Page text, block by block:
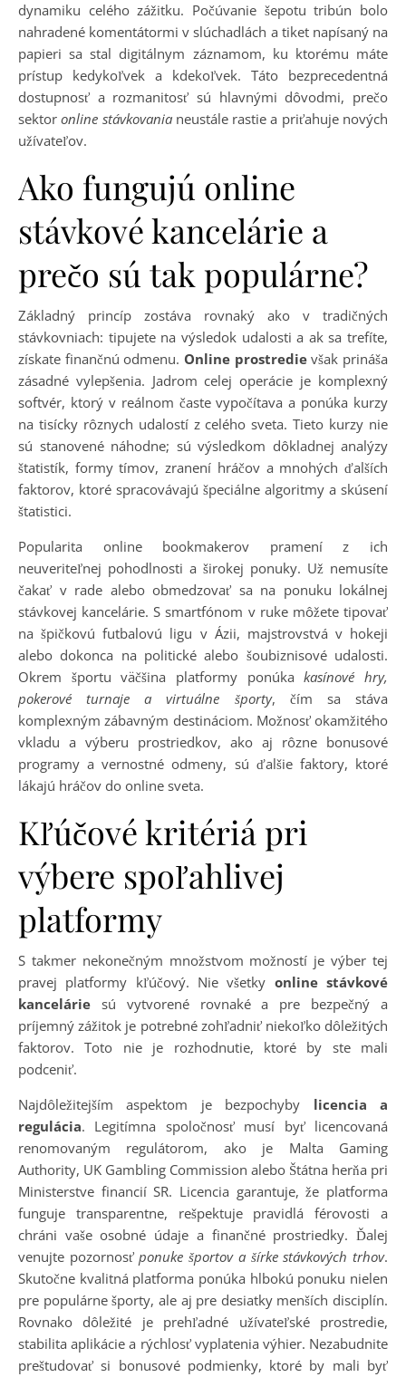
dynamiku celého zážitku. Počúvanie šepotu tribún bolo
nahradené komentátormi v slúchadlách a tiket napísaný na
papieri sa stal digitálnym záznamom, ku ktorému máte
prístup kedykoľvek a kdekoľvek. Táto bezprecedentná
dostupnosť a rozmanitosť sú hlavnými dôvodmi, prečo
sektoronline stávkovanianeustále rastie a priťahuje nových
užívateľov.
Ako fungujú online
stávkové kancelárie a
prečo sú tak populárne?
Základný princíp zostáva rovnaký ako v tradičných
stávkovniach: tipujete na výsledok udalosti a ak sa trefíte,
získate finančnú odmenu. Online prostredievšak prináša
zásadné vylepšenia. Jadrom celej operácie je komplexný
softvér, ktorý v reálnom časte vypočítava a ponúka kurzy
na tisícky rôznych udalostí z celého sveta. Tieto kurzy nie
sú stanovené náhodne; sú výsledkom dôkladnej analýzy
štatistík, formy tímov, zranení hráčov a mnohých ďalších
faktorov, ktoré spracovávajú špeciálne algoritmy a skúsení
štatistici.
Popularita online bookmakerov pramení z ich
neuveriteľnej pohodlnosti a širokej ponuky. Už nemusíte
čakať v rade alebo obmedzovať sa na ponuku lokálnej
stávkovej kancelárie. S smartfónom v ruke môžete tipovať
na špičkovú futbalovú ligu v Ázii, majstrovstvá v hokeji
alebo dokonca na politické alebo šoubiznisové udalosti.
Okrem športu väčšina platformy ponúkakasínové hry,
pokerové turnaje a virtuálne športy, čím sa stáva
komplexným zábavným destináciom. Možnosť okamžitého
vkladu a výberu prostriedkov, ako aj rôzne bonusové
programy a vernostné odmeny, sú ďalšie faktory, ktoré
lákajú hráčov do online sveta.
Kľúčové kritériá pri
výbere spoľahlivej
platformy
S takmer nekonečným množstvom možností je výber tej
pravej platformy kľúčový. Nie všetky online stávkové
kancelárie sú vytvorené rovnaké a pre bezpečný a
príjemný zážitok je potrebné zohľadniť niekoľko dôležitých
faktorov. Toto nie je rozhodnutie, ktoré by ste mali
podceniť.
Najdôležitejším aspektom je bezpochyby licencia a
regulácia. Legitímna spoločnosť musí byť licencovaná
renomovaným regulátorom, ako je Malta Gaming
Authority, UK Gambling Commission alebo Štátna herňa pri
Ministerstve financií SR. Licencia garantuje, že platforma
funguje transparentne, rešpektuje pravidlá férovosti a
chráni vaše osobné údaje a finančné prostriedky. Ďalej
venujte pozornosťponuke športov a šírke stávkových trhov.
Skutočne kvalitná platforma ponúka hlbokú ponuku nielen
pre populárne športy, ale aj pre desiatky menších disciplín.
Rovnako dôležité je prehľadné užívateľské prostredie,
stabilita aplikácie a rýchlosť vyplatenia výhier. Nezabudnite
preštudovať si bonusové podmienky, ktoré by mali byť